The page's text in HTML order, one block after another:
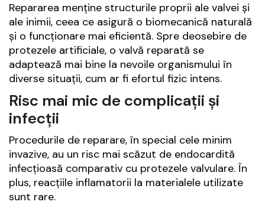
Repararea menține structurile proprii ale valvei și
ale inimii, ceea ce asigură o biomecanică naturală
și o funcționare mai eficientă. Spre deosebire de
protezele artificiale, o valvă reparată se
adaptează mai bine la nevoile organismului în
diverse situații, cum ar fi efortul fizic intens.
Risc mai mic de complicații și
infecții
Procedurile de reparare, în special cele minim
invazive, au un risc mai scăzut de endocardită
infecțioasă comparativ cu protezele valvulare. În
plus, reacțiile inflamatorii la materialele utilizate
sunt rare.